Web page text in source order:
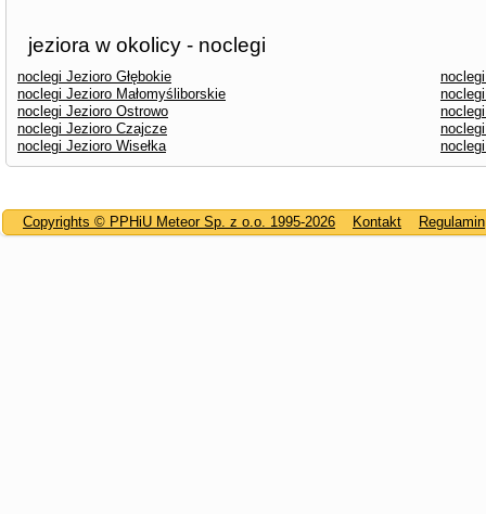
jeziora w okolicy - noclegi
noclegi Jezioro Głębokie
noclegi Jezioro Małomyśliborskie
noclegi Jezioro Ostrowo
noclegi Jezioro Czajcze
noclegi Jezioro Wisełka
Copyrights © PPHiU Meteor Sp. z o.o. 1995-2026 Kontakt Regulamin